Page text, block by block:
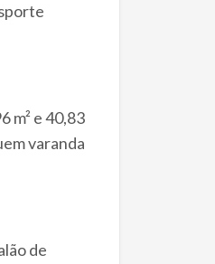
m² e 40,83
varanda
de